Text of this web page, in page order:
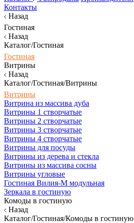
Контакты
Назад
Гостиная
Назад
Каталог/Гостиная
Гостиная
Витрины
Назад
Каталог/Гостиная/Витрины
Витрины
Витрина из массива дуба
Витрины 1 створчатые
Витрины 2 створчатые
Витрины 3 створчатые
Витрины 4 створчатые
Витрины для посуды
Витрины из дерева и стекла
Витрины из массива сосны
Витрины угловые
Гостиная Вилия-М модульная
Зеркала в гостиную
Комоды в гостиную
Назад
Каталог/Гостиная/Комоды в гостиную